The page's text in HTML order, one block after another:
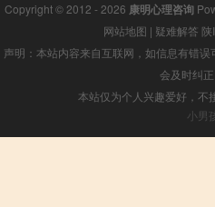
Copyright © 2012 - 2026 康明心理咨询
网站地图 | 疑难解答
声明：本站内容来自互联网，如信息有错
会及时纠
本站仅为个人兴趣爱好，不
小男